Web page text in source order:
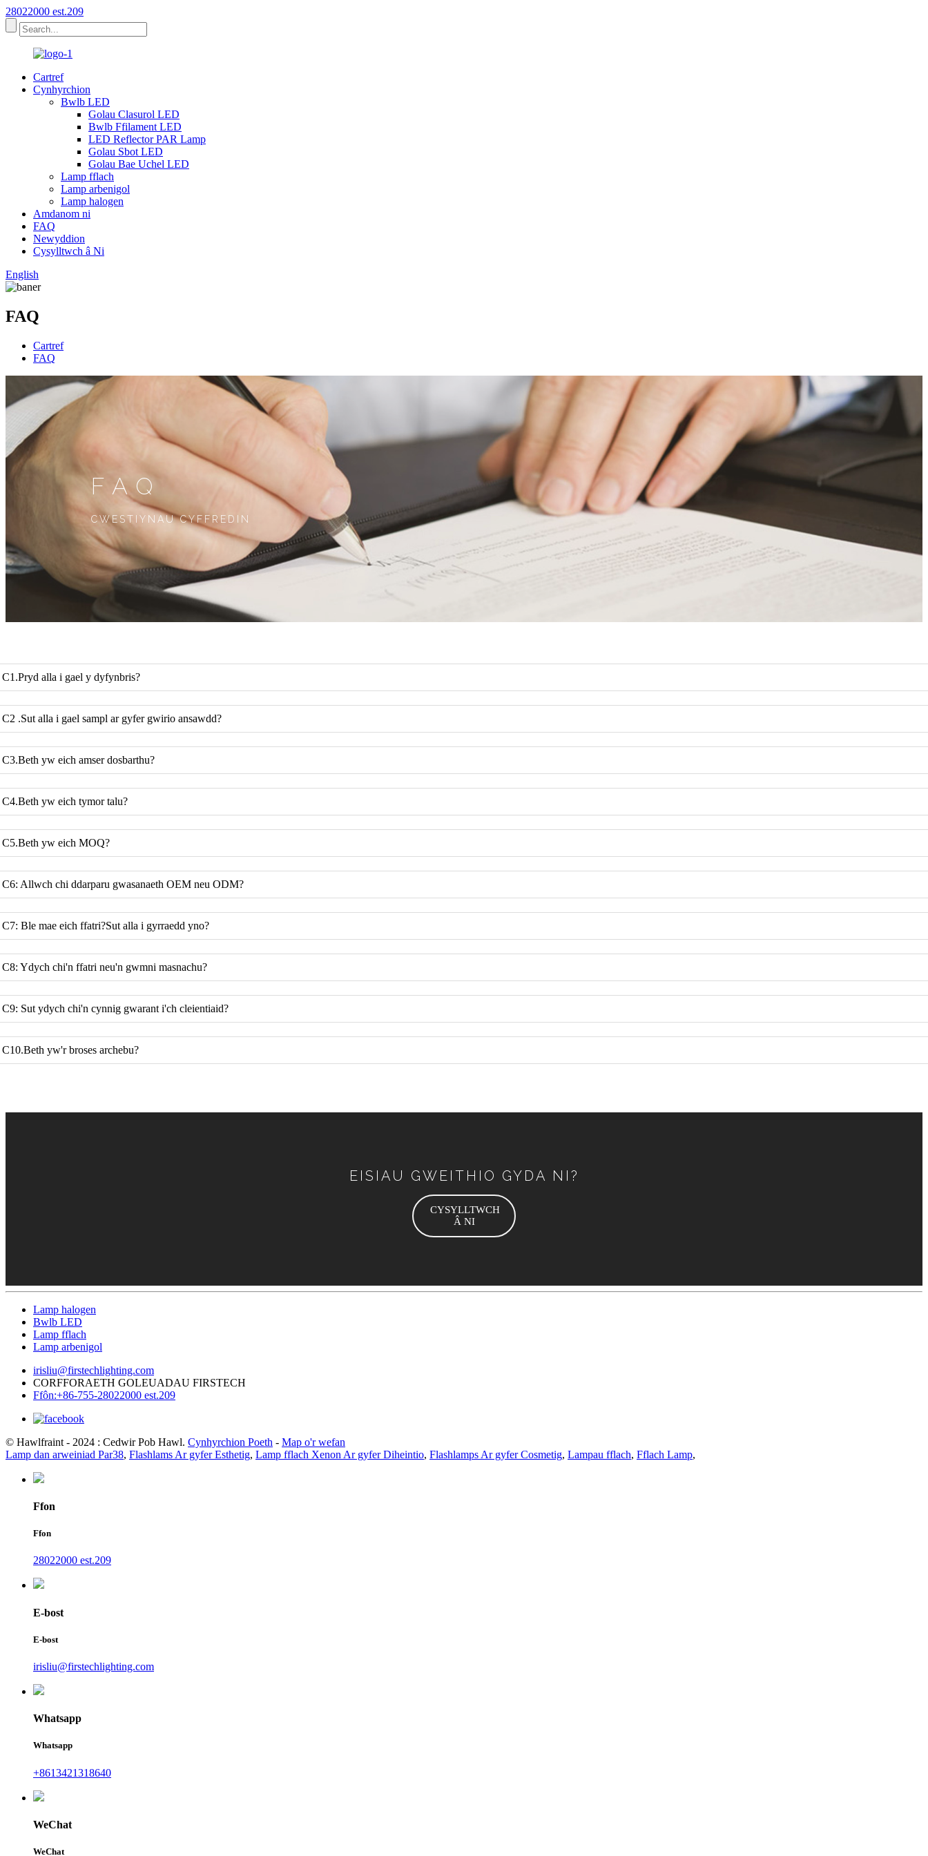
28022000 est.209
Cartref
Cynhyrchion
Bwlb LED
Golau Clasurol LED
Bwlb Ffilament LED
LED Reflector PAR Lamp
Golau Sbot LED
Golau Bae Uchel LED
Lamp fflach
Lamp arbenigol
Lamp halogen
Amdanom ni
FAQ
Newyddion
Cysylltwch â Ni
English
FAQ
Cartref
FAQ
FAQ
CWESTIYNAU CYFFREDIN
C1.Pryd alla i gael y dyfynbris?
C2 .Sut alla i gael sampl ar gyfer gwirio ansawdd?
C3.Beth yw eich amser dosbarthu?
C4.Beth yw eich tymor talu?
C5.Beth yw eich MOQ?
C6: Allwch chi ddarparu gwasanaeth OEM neu ODM?
C7: Ble mae eich ffatri?Sut alla i gyrraedd yno?
C8: Ydych chi'n ffatri neu'n gwmni masnachu?
C9: Sut ydych chi'n cynnig gwarant i'ch cleientiaid?
C10.Beth yw'r broses archebu?
EISIAU GWEITHIO GYDA NI?
CYSYLLTWCH
Â NI
Lamp halogen
Bwlb LED
Lamp fflach
Lamp arbenigol
irisliu@firstechlighting.com
CORFFORAETH GOLEUADAU FIRSTECH
Ffôn:+86-755-28022000 est.209
© Hawlfraint - 2024 : Cedwir Pob Hawl. Cynhyrchion Poeth - Map o'r wefan
Lamp dan arweiniad Par38, Flashlams Ar gyfer Esthetig, Lamp fflach Xenon Ar gyfer Diheintio, Flashlamps Ar gyfer Cosmetig, Lampau fflach, Fflach Lamp,
Ffon
Ffon
28022000 est.209
E-bost
E-bost
irisliu@firstechlighting.com
Whatsapp
Whatsapp
+8613421318640
WeChat
WeChat